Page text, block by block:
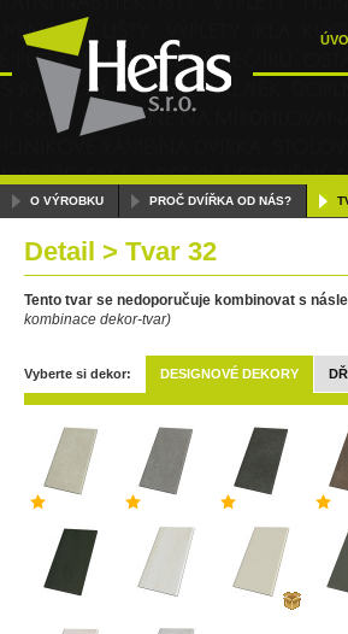
O VÝROBKU PROČ DVÍŘKA OD NÁS?
Detail > Tvar 32
Tento tvar se nedoporučuje kombinovat s
kombinace dekor-tvar)
Vyberte si dekor: DESIGNOVÉ DEKORY